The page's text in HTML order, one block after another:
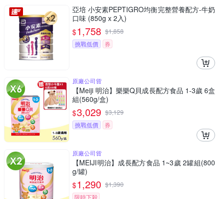
亞培 小安素PEPTIGRO均衡完整營養配方-牛奶
口味 (850g x 2入)
$1,758 $1,858
挑戰低價
券
原廠公司貨
【Meiji 明治】樂樂Q貝成長配方食品 1-3歲 6盒
組(560g/盒)
$3,029 $3,129
挑戰低價
券
原廠公司貨
【MEIJI明治】成長配方食品 1~3歲 2罐組(800
g/罐)
$1,290 $1,390
限時下殺